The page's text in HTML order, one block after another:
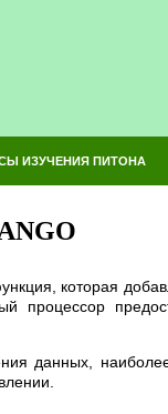
ИЗУЧЕНИЯ ПИТОНА
которая
процессор
данных,